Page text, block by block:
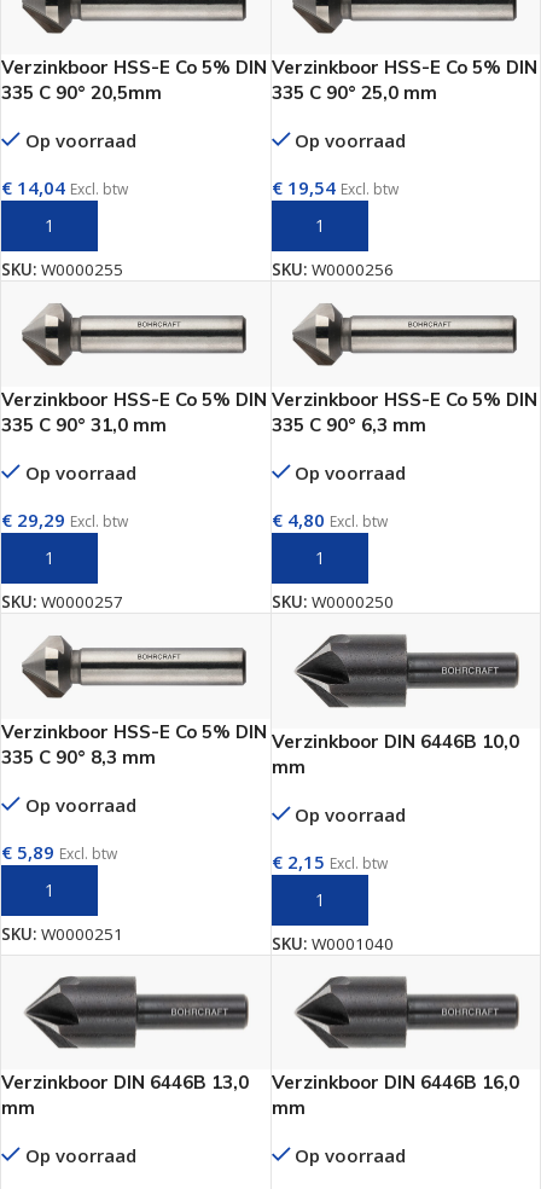
Verzinkboor HSS-E Co 5% DIN
335 C 90° 20,5mm
Op voorraad
€ 14,04 Excl. btw
SKU: W0000255
Verzinkboor HSS-E Co 5% DIN
335 C 90° 25,0 mm
Op voorraad
€19,54 Excl. btw
SKU: W0000256
Verzinkboor HSS-E Co 5% DIN
335 C 90° 31,0 mm
Op voorraad
€ 29,29 Excl. btw
SKU: W0000257
Verzinkboor HSS-E Co 5% DIN
335 C 90° 6,3 mm
Op voorraad
€4,80 Excl. btw
SKU: W0000250
Verzinkboor HSS-E Co 5% DIN
335 C 90° 8,3 mm
Op voorraad
€ 5,89 Excl. btw
SKU: W0000251
Verzinkboor DIN 6446B 10,0
mm
Op voorraad
€2,15 Excl. btw
SKU: W0001040
Verzinkboor DIN 6446B 13,0
mm
Op voorraad
Verzinkboor DIN 6446B 16,0
mm
Op voorraad